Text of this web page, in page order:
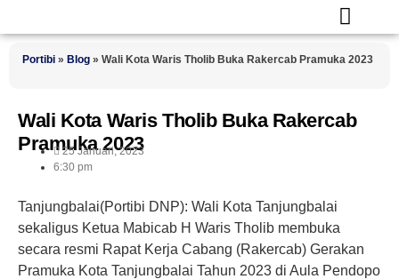
Portibi » Blog » Wali Kota Waris Tholib Buka Rakercab Pramuka 2023
Wali Kota Waris Tholib Buka Rakercab
Pramuka 2023
25 Januari, 2023
6:30 pm
Tanjungbalai(Portibi DNP): Wali Kota Tanjungbalai
sekaligus Ketua Mabicab H Waris Tholib membuka
secara resmi Rapat Kerja Cabang (Rakercab) Gerakan
Pramuka Kota Tanjungbalai Tahun 2023 di Aula Pendopo